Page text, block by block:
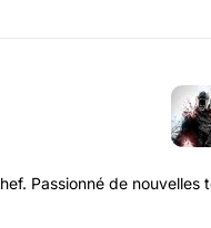
Passionné de